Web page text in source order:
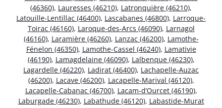
(46360), Lauresses (46210), Latronquière (46210),
Latouille-Lentillac (46400), Lascabanes (46800), Larroque-
Toirac (46160), Laroque-des-Arcs (46090), Larnagol
(46160), Laramière (46260), Lanzac (46200), Lamothe-
Fénelon (46350), Lamothe-Cassel (46240), Lamativie
(46190), Lamagdelaine (46090), Lalbenque (46230),
Lagardelle (46220), Ladirat (46400), Lachapelle-Auzac
(46200), Lacave (46200), Lacapelle-Marival (46120),
Lacapelle-Cabanac (46700), Lacam-d’Ourcet (46190),
Laburgade (46230), Labathude (46120), Labastide-Murat